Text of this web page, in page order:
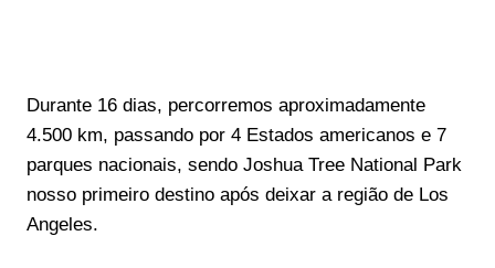
Durante 16 dias, percorremos aproximadamente
4.500 km, passando por 4 Estados americanos e 7
parques nacionais, sendo Joshua Tree National Park
nosso primeiro destino após deixar a região de Los
Angeles.